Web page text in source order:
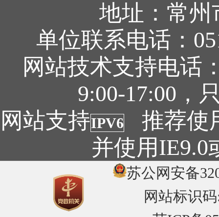
地址：常州
单位联系电话：
网站技术支持电话
9:00-17:00，
网站支持IPV6推荐使
并使用IE9.0
苏公网安备
网站标识码